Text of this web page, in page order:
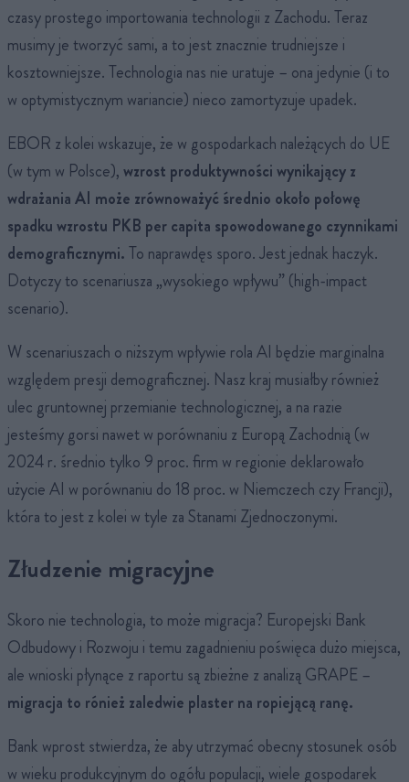
czasy prostego importowania technologii z Zachodu. Teraz
musimy je tworzyć sami, a to jest znacznie trudniejsze i
kosztowniejsze. Technologia nas nie uratuje – ona jedynie (i to
w optymistycznym wariancie) nieco zamortyzuje upadek.
EBOR z kolei wskazuje, że w gospodarkach należących do UE
(w tym w Polsce),wzrost produktywności wynikający z
wdrażania AI może zrównoważyć średnio około połowę
spadku wzrostu PKB per capita spowodowanego czynnikami
demograficznymi.To naprawdęs sporo. Jest jednak haczyk.
Dotyczy to scenariusza „wysokiego wpływu” (high-impact
scenario).
W scenariuszach o niższym wpływie rola AI będzie marginalna
względem presji demograficznej. Nasz kraj musiałby również
ulec gruntownej przemianie technologicznej, a na razie
jesteśmy gorsi nawet w porównaniu z Europą Zachodnią (w
2024 r. średnio tylko 9 proc. firm w regionie deklarowało
użycie AI w porównaniu do 18 proc. w Niemczech czy Francji),
która to jest z kolei w tyle za Stanami Zjednoczonymi.
Złudzenie migracyjne
Skoro nie technologia, to może migracja? Europejski Bank
Odbudowy i Rozwoju i temu zagadnieniu poświęca dużo miejsca,
ale wnioski płynące z raportu są zbieżne z analizą GRAPE –
migracja to rónież zaledwie plaster na ropiejącą ranę.
Bank wprost stwierdza, że aby utrzymać obecny stosunek osób
w wieku produkcyjnym do ogółu populacji, wiele gospodarek